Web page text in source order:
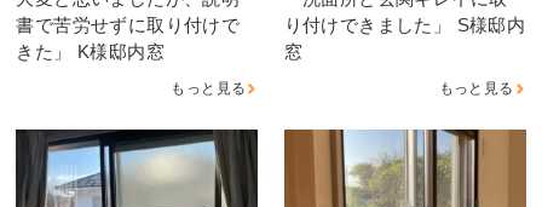
書で苦労せずに取り付けで
きた」 K様邸内窓
もっと見る
り付けできました」 S様邸内
窓
もっと見る